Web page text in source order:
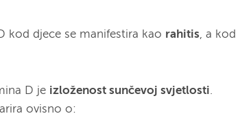
kod djece se manifestira kao rahitis, a kod
D je izloženost sunčevoj svjetlosti.
ovisno o: